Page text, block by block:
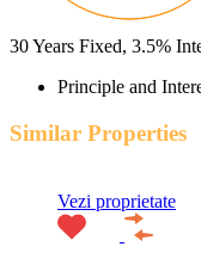
30Years Fixed, 3.5%
Principle and
Similar Properties
Vezi proprietate